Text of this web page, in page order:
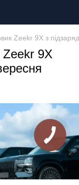
Zeekr 9X з
Zeekr 9X